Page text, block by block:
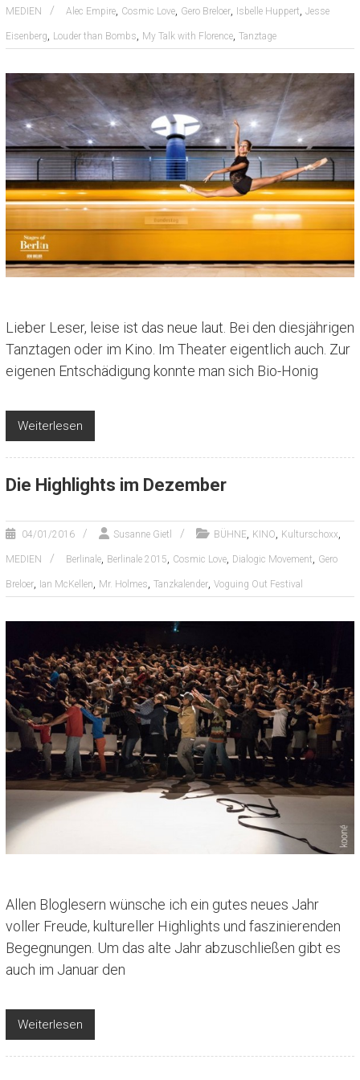
MEDIEN Alec Empire, Cosmic Love, Gero Breloer, Isbelle Huppert, Jesse
Eisenberg, Louder than Bombs, My Talk with Florence, Tanztage
Lieber Leser, leise ist das neue laut. Bei den diesjährigen
Tanztagen oder im Kino. Im Theater eigentlich auch. Zur
eigenen Entschädigung konnte man sich Bio-Honig
Weiterlesen
Die Highlights im Dezember
04/01/2016 Susanne Gietl BÜHNE, KINO, Kulturschoxx,
MEDIEN Berlinale, Berlinale 2015, Cosmic Love, Dialogic Movement, Gero
Breloer, Ian McKellen, Mr. Holmes, Tanzkalender, Voguing Out Festival
Allen Bloglesern wünsche ich ein gutes neues Jahr
voller Freude, kultureller Highlights und faszinierenden
Begegnungen. Um das alte Jahr abzuschließen gibt es
auch im Januar den
Weiterlesen